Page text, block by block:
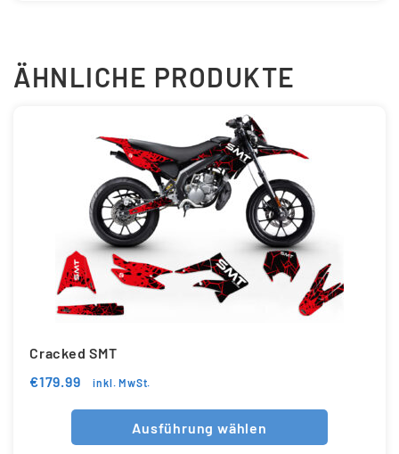
ÄHNLICHE PRODUKTE
Cracked SMT
€179.99 inkl. MwSt.
Ausführung wählen